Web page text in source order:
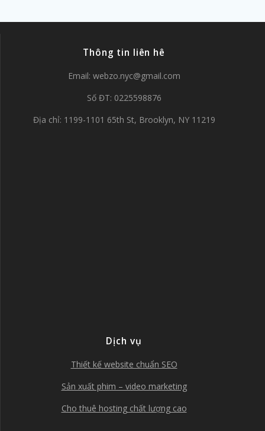
Thông tin liên hê
Email: webzo.nyc@gmail.com
Số ĐT: 0225598876
Địa chỉ: 1199-1101 65th St, Brooklyn, NY 11219
Dịch vụ
Thiết kế website chuẩn SEO
Sản xuất phim – video marketing
Cho thuê hosting chất lượng cao